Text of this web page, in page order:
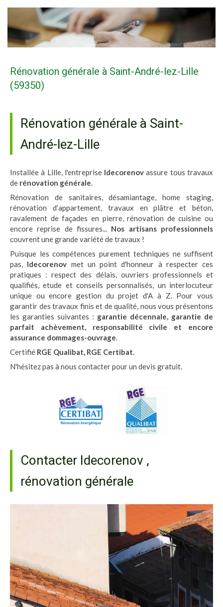
Rénovation générale à Saint-André-lez-Lille
(59350)
Rénovation générale à Saint-
André-lez-Lille
Installée à Lille, l'entreprise Idecorenovassure tous travaux
de rénovation générale.
Rénovation de sanitaires, désamiantage, home staging,
rénovation d’appartement, travaux en plâtre et béton,
ravalement de façades en pierre, rénovation de cuisine ou
encore reprise de fissures... Nos artisans professionnels
couvrent une grande variété de travaux !
Puisque les compétences purement techniques ne suffisent
pas, Idecorenov met un point d'honneur à respecter ces
pratiques : respect des délais, ouvriers professionnels et
qualifiés, etude et conseils personnalisés, un interlocuteur
unique ou encore gestion du projet d'A à Z. Pour vous
garantir des travaux finis et de qualité, nous vous présentons
les garanties suivantes : garantie décennale, garantie de
parfait achèvement, responsabilité civile et encore
assurance dommages-ouvrage.
Certifié RGE Qualibat, RGE Certibat.
N'hésitez pas à nous contacter pour un devis gratuit.
Contacter Idecorenov ,
rénovation générale